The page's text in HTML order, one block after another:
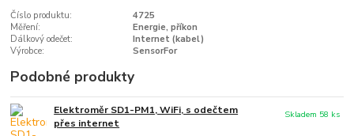
Číslo produktu:
4725
Měření:
Energie, příkon
Dálkový odečet:
Internet (kabel)
Výrobce:
SensorFor
Podobné produkty
Elektroměr SD1-PM1, WiFi, s odečtem
přes internet
Skladem 58 ks